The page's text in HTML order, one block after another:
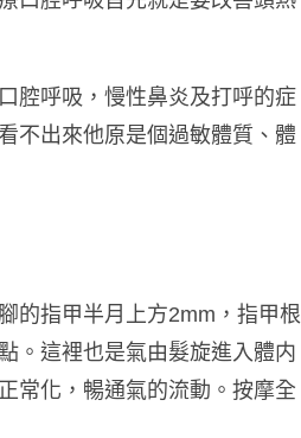
腔呼吸，慢性鼻炎及打呼的症
不出來他原是個過敏體質、體
的指甲半月上方2mm ，指甲根
。這裡也是氣由髮旋進入體内
常化，暢通氣的流動。按摩全